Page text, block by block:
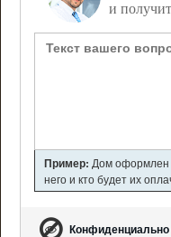
и
Пример: Дом оформлен
него и кто будет их
Конфиденциально